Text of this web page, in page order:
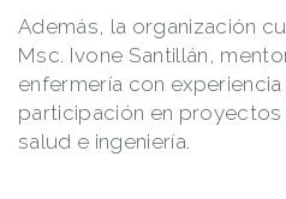
Además, la organización
Msc. Ivone Santillán,
enfermería con
participación en
salud e ingeniería.